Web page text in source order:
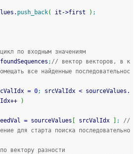
push_back( it ->first ) ;
по входным значениям
foundSequences
; // вектор векторов, в к
все найденные последовательнос
= 0; srcValIdx < sourceValues.
++
)
= sourceValues srcValIdx ;
//
для старта поиска последовательно
вектору разности